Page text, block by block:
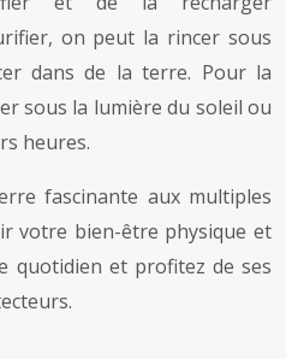
on peut la rincer sous
dans de la terre. Pour la
sous la lumière du soleil ou
heures.
fascinante aux multiples
votre bien-être physique et
quotidien et profitez de ses